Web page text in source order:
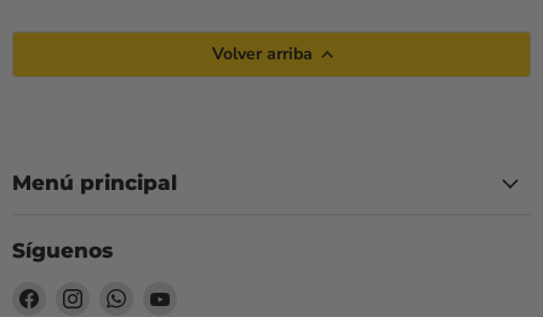
Volver arriba
Menú principal
Síguenos
EncuéntrenosEncuéntrenosEncuéntrenos